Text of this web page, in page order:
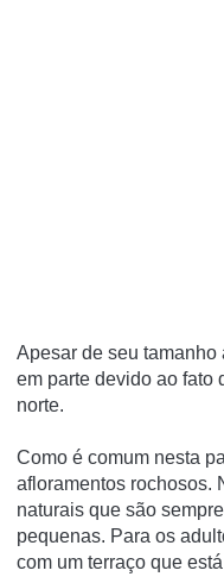
Apesar de seu tamanho
em parte devido ao fato
norte.
Como é comum nesta
afloramentos rochosos.
naturais que são
pequenas. Para os
com um terraço que